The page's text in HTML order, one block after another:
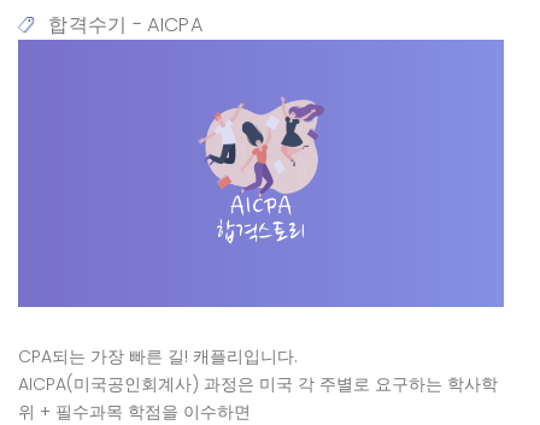
합격수기 - AICPA
CPA되는 가장 빠른 길! 캐플리입니다.
AICPA(미국공인회계사) 과정은 미국 각 주별로 요구하는 학사학
위 + 필수과목 학점을 이수하면